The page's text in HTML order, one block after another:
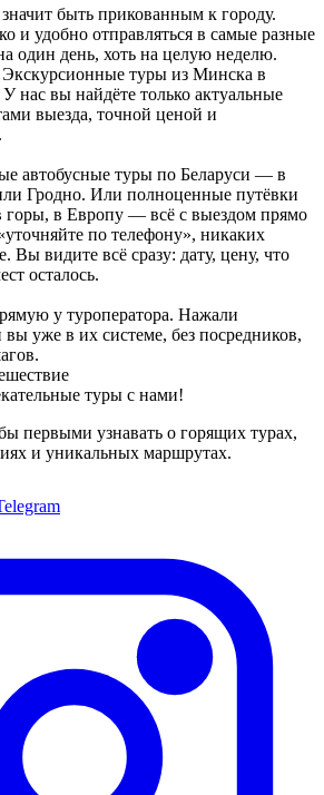
быть прикованным к городу.
и удобно отправляться в самые разные
один день, хоть на целую неделю.
Экскурсионные туры из Минска в
нас вы найдёте только актуальные
выезда, точной ценой и
автобусные туры по Беларуси — в
Гродно. Или полноценные путёвки
горы, в Европу — всё с выездом прямо
по телефону», никаких
Вы видите всё сразу: дату, цену, что
осталось.
у туроператора. Нажали
уже в их системе, без посредников,
туры с нами!
первыми узнавать о горящих турах,
и уникальных маршрутах.